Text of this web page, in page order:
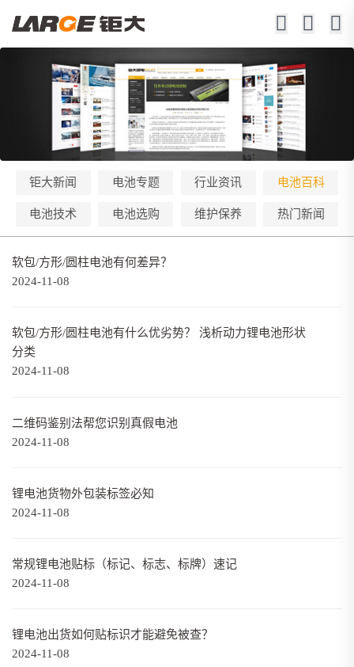
钜大新闻 电池专题 行业资讯 电池百科
电池技术 电池选购 维护保养 热门新闻
软包/方形/圆柱电池有何差异？
2024-11-08
软包/方形/圆柱电池有什么优劣势？ 浅析动力锂电池形状
分类
2024-11-08
二维码鉴别法帮您识别真假电池
2024-11-08
锂电池货物外包装标签必知
2024-11-08
常规锂电池贴标（标记、标志、标牌）速记
2024-11-08
锂电池出货如何贴标识才能避免被查？
2024-11-08